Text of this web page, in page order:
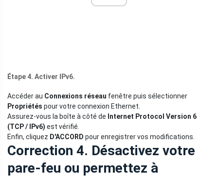
Étape 4. Activer IPv6.
Accéder au Connexions réseau fenêtre puis sélectionner
Propriétés pour votre connexion Ethernet.
Assurez-vous la boîte à côté de Internet Protocol Version 6
(TCP / IPv6) est vérifié.
Enfin, cliquez D'ACCORD pour enregistrer vos modifications.
Correction 4. Désactivez votre
pare-feu ou permettez à